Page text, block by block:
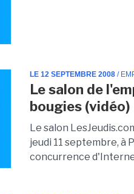
LE 12 SEPTEMBRE 2008 /
Le salon de
bougies (vidéo)
Le salon
jeudi 11 septembre, à
concurrence